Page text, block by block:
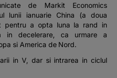
de Markit Economics
lunii ianuarie China (a doua
pentru a opta luna la rand in
in decelerare, ca urmare a
si America de Nord.
in V, dar si intrarea in ciclul